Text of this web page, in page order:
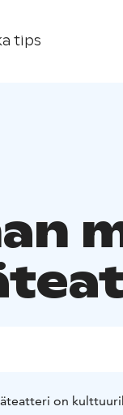
tips
on